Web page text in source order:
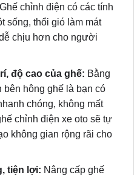
chịu hơn cho người
độ cao của ghế:Bằng
hông ghế là bạn có
chóng, không mất
chỉnh điện xe oto sẽ tự
không gian rộng rãi cho
tiện lợi:Nâng cấp ghế
tăng tính tiện lợi và
hiện đại hơn cho xe.